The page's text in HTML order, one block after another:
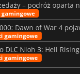
gamingowe
DLC Nioh 3: Hell Rising
gamingowe